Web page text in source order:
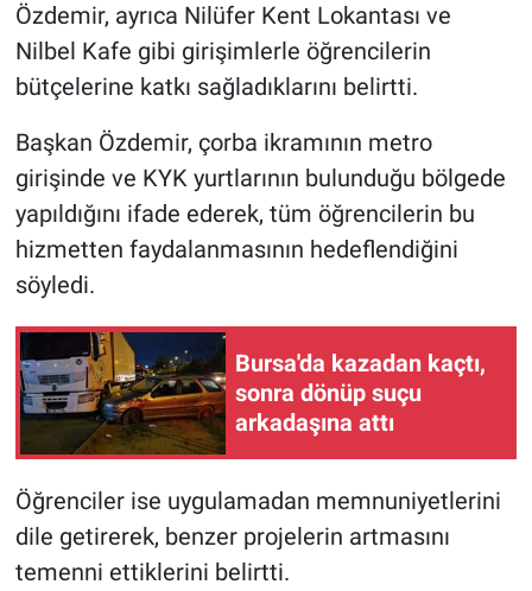
Özdemir, ayrıca Nilüfer Kent Lokantası ve
Nilbel Kafe gibi girişimlerle öğrencilerin
bütçelerine katkı sağladıklarını belirtti.
Başkan Özdemir, çorba ikramının metro
girişinde ve KYK yurtlarının bulunduğu bölgede
yapıldığını ifade ederek, tüm öğrencilerin bu
hizmetten faydalanmasının hedeflendiğini
söyledi.
Bursa'da kazadan kaçtı,
sonra dönüp suçu
arkadaşına attı
Öğrenciler ise uygulamadan memnuniyetlerini
dile getirerek, benzer projelerin artmasını
temenni ettiklerini belirtti.